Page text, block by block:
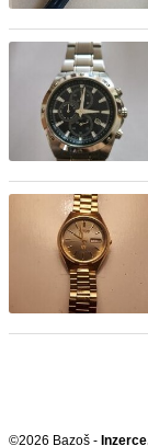
©2026 Bazoš -